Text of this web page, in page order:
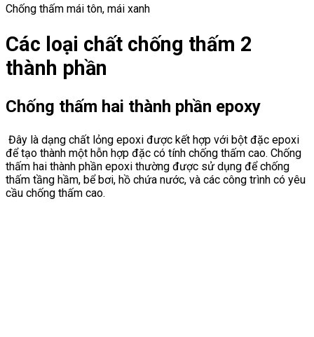
Chống thấm mái tôn, mái xanh
Các loại chất chống thấm 2
thành phần
Chống thấm hai thành phần epoxy
Đây là dạng chất lỏng epoxi được kết hợp với bột đặc epoxi
để tạo thành một hỗn hợp đặc có tính chống thấm cao. Chống
thấm hai thành phần epoxi thường được sử dụng để chống
thấm tầng hầm, bể bơi, hồ chứa nước, và các công trình có yêu
cầu chống thấm cao.